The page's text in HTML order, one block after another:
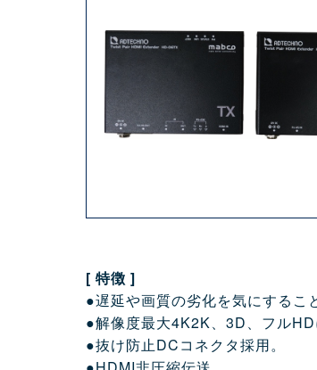
[ 特徴 ]
●遅延や画質の劣化を気にするこ
●解像度最大4K2K、3D、フルHD
●抜け防止DCコネクタ採用。